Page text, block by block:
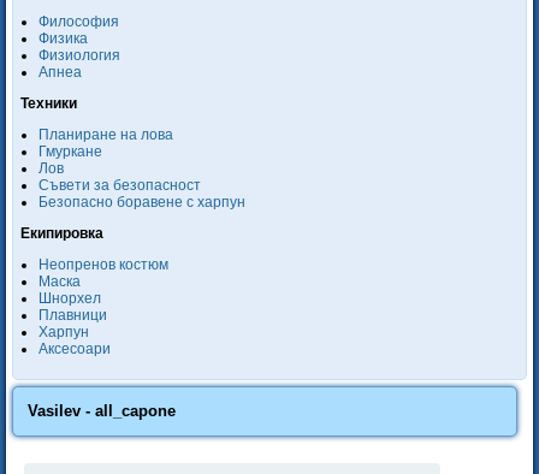
Философия
Физика
Физиология
Апнеа
Техники
Планиране на лова
Гмуркане
Лов
Съвети за безопасност
Безопасно боравене с харпун
Екипировка
Неопренов костюм
Маска
Шнорхел
Плавници
Харпун
Аксесоари
Vasilev - all_capone